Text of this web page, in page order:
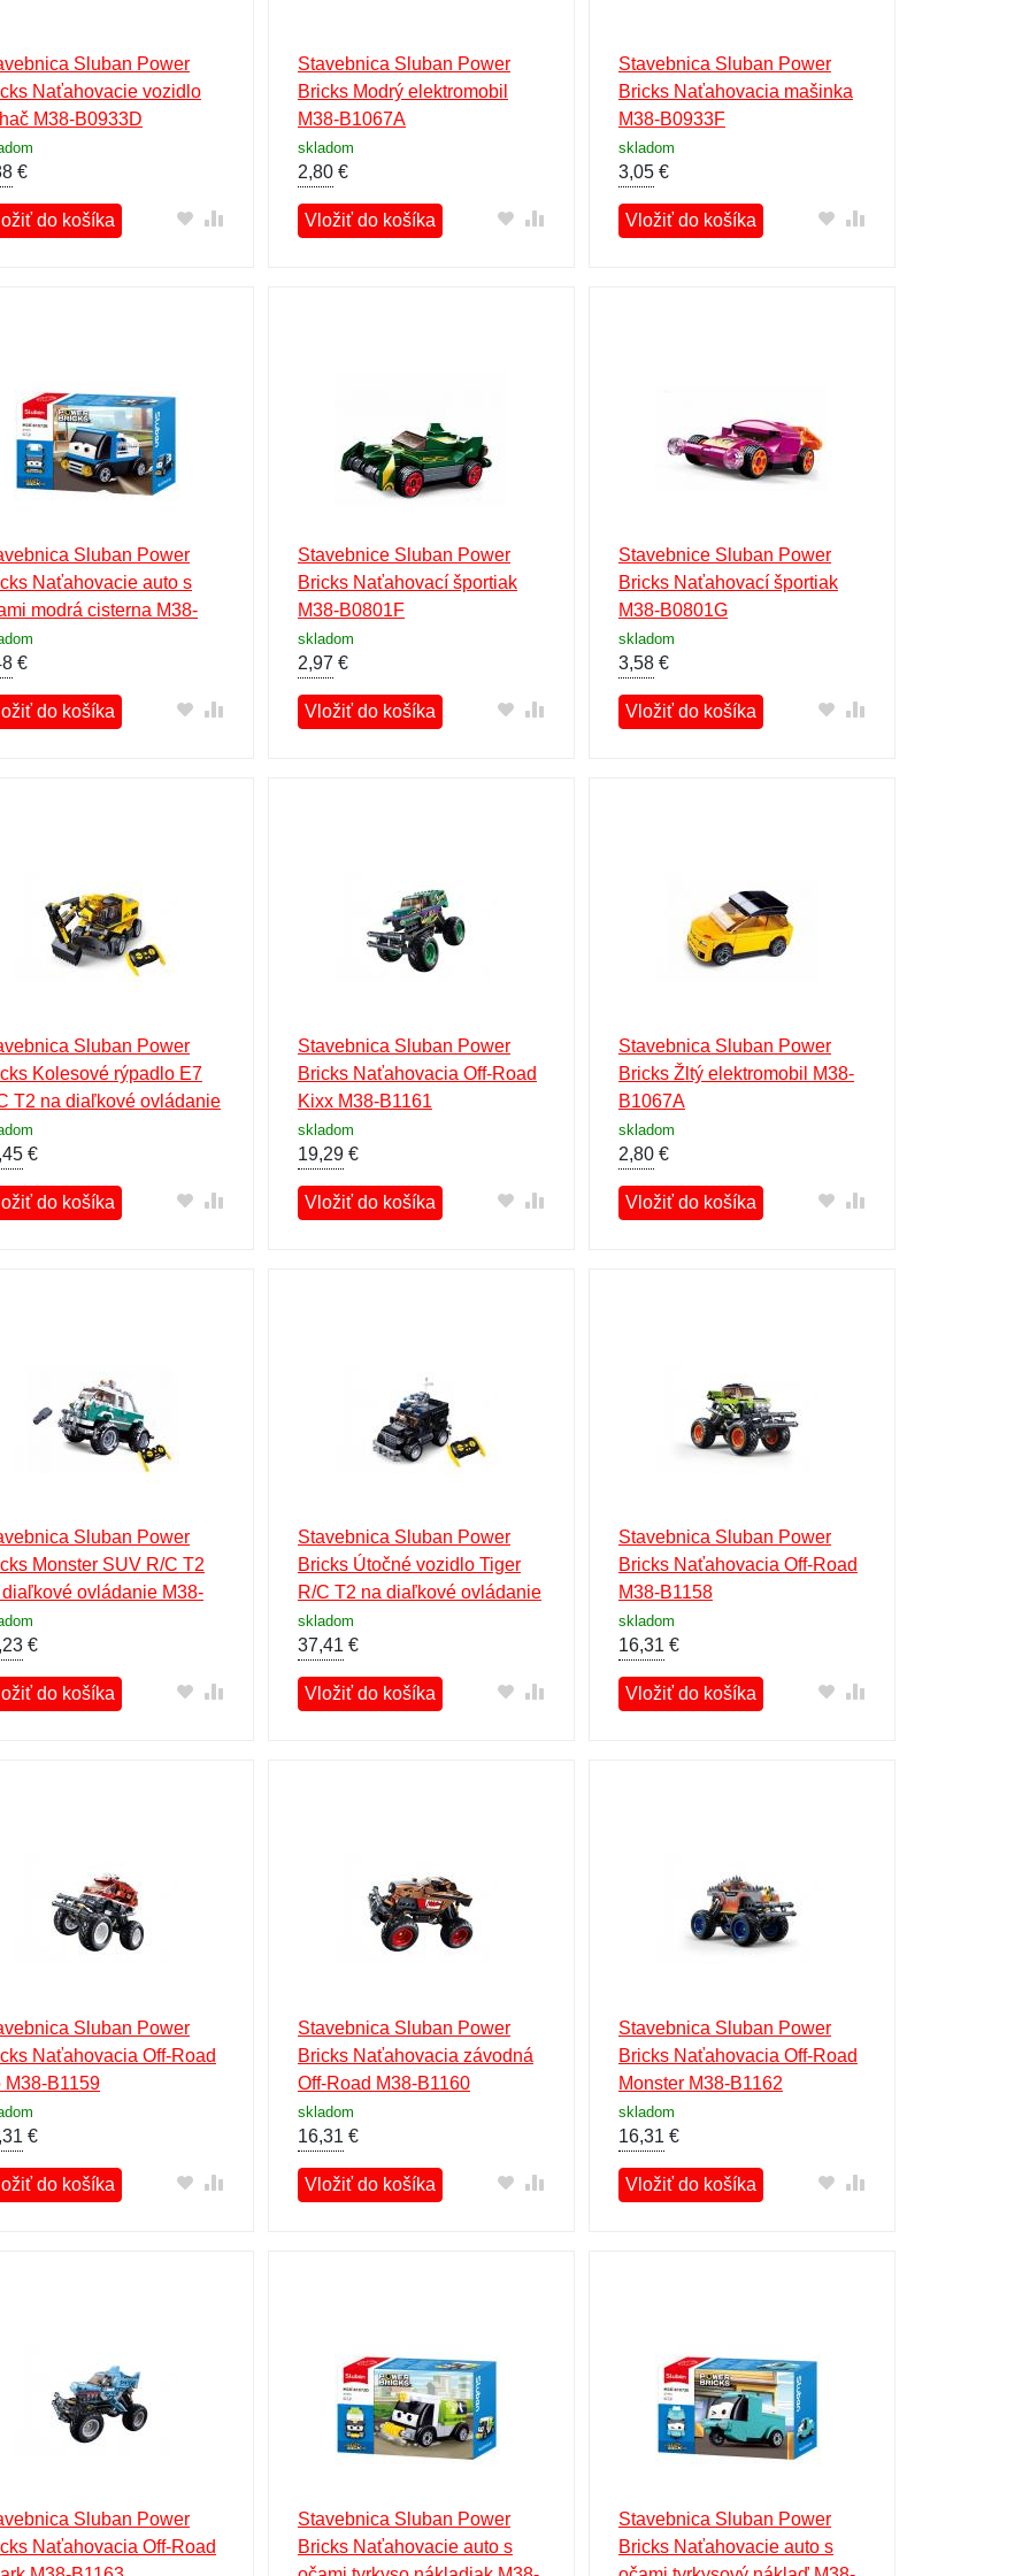
Sluban Power
Naťahovacie vozidlo
M38-B0933D
€
do košíka
Stavebnica Sluban Power
Bricks Modrý elektromobil
M38-B1067A
skladom
2,80€
Vložiť do košíka
Stavebnica Sluban Power
Bricks Naťahovacia mašinka
M38-B0933F
skladom
3,05€
Vložiť do košíka
Sluban Power
Naťahovacie auto s
modrá cisterna M38-
€
do košíka
Stavebnice Sluban Power
Bricks Naťahovací športiak
M38-B0801F
skladom
2,97 €
Vložiť do košíka
Stavebnice Sluban Power
Bricks Naťahovací športiak
M38-B0801G
skladom
3,58€
Vložiť do košíka
Sluban Power
Kolesové rýpadlo E7
T2 na diaľkové ovládanie
B1155
€
do košíka
Stavebnica Sluban Power
Bricks Naťahovacia Off-Road
Kixx M38-B1161
skladom
19,29€
Vložiť do košíka
Stavebnica Sluban Power
Bricks Žltý elektromobil M38-
B1067A
skladom
2,80€
Vložiť do košíka
Sluban Power
Monster SUV R/C T2
diaľkové ovládanie M38-
€
do košíka
Stavebnica Sluban Power
Bricks Útočné vozidlo Tiger
R/C T2 na diaľkové ovládanie
M38-B1156
skladom
37,41 €
Vložiť do košíka
Stavebnica Sluban Power
Bricks Naťahovacia Off-Road
M38-B1158
skladom
16,31 €
Vložiť do košíka
Sluban Power
Naťahovacia Off-Road
M38-B1159
€
do košíka
Stavebnica Sluban Power
Bricks Naťahovacia závodná
Off-Road M38-B1160
skladom
16,31 €
Vložiť do košíka
Stavebnica Sluban Power
Bricks Naťahovacia Off-Road
Monster M38-B1162
skladom
16,31 €
Vložiť do košíka
Sluban Power
Naťahovacia Off-Road
Stavebnica Sluban Power
Bricks Naťahovacie auto s
Stavebnica Sluban Power
Bricks Naťahovacie auto s